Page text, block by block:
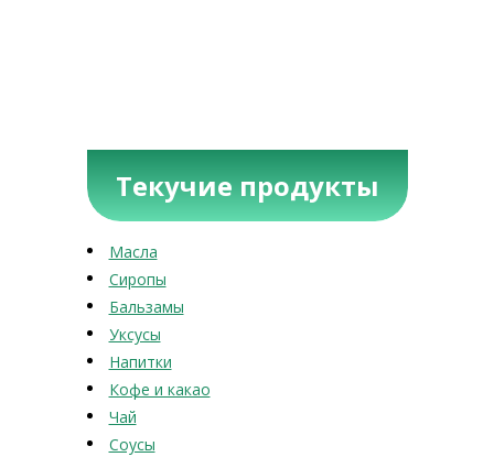
Текучие продукты
Масла
Сиропы
Бальзамы
Уксусы
Напитки
Кофе и какао
Чай
Соусы